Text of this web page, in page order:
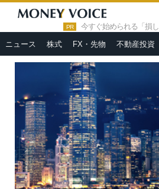
PR 今すぐ始められる「損し
ニュース 株式 FX・先物 不動産投資
HOME » 市況ヘッドライン
【市
景気指数は4年ぶりの高水準、ドル買い強